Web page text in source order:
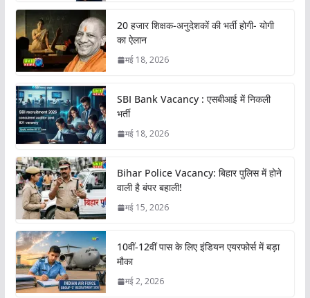
20 हजार शिक्षक-अनुदेशकों की भर्ती होगी- योगी
का ऐलान
मई 18, 2026
SBI Bank Vacancy : एसबीआई में निकली
भर्ती
मई 18, 2026
Bihar Police Vacancy: बिहार पुलिस में होने
वाली है बंपर बहाली!
मई 15, 2026
10वीं-12वीं पास के लिए इंडियन एयरफोर्स में बड़ा
मौका
मई 2, 2026